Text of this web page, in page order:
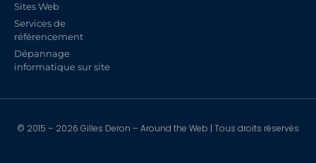
Sites Web
Services de
référencement
Dépannage
informatique sur site
© 2015 – 2026 Gilles Deron – Around the Web | Tous droits réservés